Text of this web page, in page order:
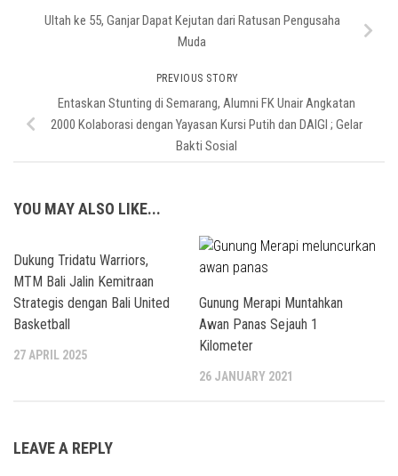
Ultah ke 55, Ganjar Dapat Kejutan dari Ratusan Pengusaha
Muda
PREVIOUS STORY
Entaskan Stunting di Semarang, Alumni FK Unair Angkatan
2000 Kolaborasi dengan Yayasan Kursi Putih dan DAIGI ; Gelar
Bakti Sosial
YOU MAY ALSO LIKE...
Dukung Tridatu Warriors,
MTM Bali Jalin Kemitraan
Strategis dengan Bali United
Basketball
27 APRIL 2025
Gunung Merapi Muntahkan
Awan Panas Sejauh 1
Kilometer
26 JANUARY 2021
LEAVE A REPLY